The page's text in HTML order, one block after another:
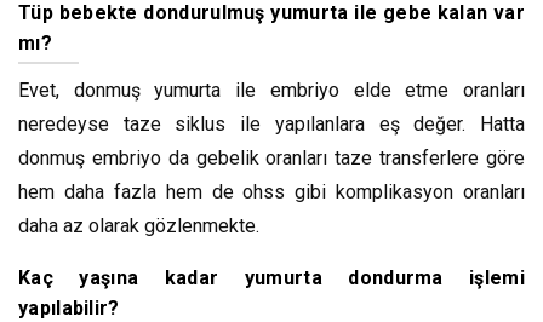
Tüp bebekte dondurulmuş yumurta ile gebe kalan var
mı?
Evet, donmuş yumurta ile embriyo elde etme oranları
neredeyse taze siklus ile yapılanlara eş değer. Hatta
donmuş embriyo da gebelik oranları taze transferlere göre
hem daha fazla hem de ohss gibi komplikasyon oranları
daha az olarak gözlenmekte.
Kaç yaşına kadar yumurta dondurma işlemi
yapılabilir?